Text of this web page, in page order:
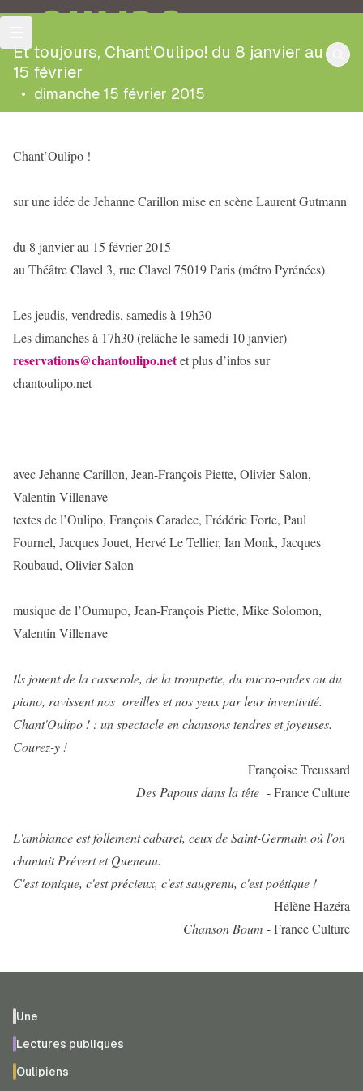
OULIPO
Et toujours, Chant'Oulipo! du 8 janvier au
15 février
• dimanche 15 février 2015
Chant’Oulipo !
sur une idée de Jehanne Carillon mise en scène Laurent Gutmann
du 8 janvier au 15 février 2015
au Théâtre Clavel 3, rue Clavel 75019 Paris (métro Pyrénées)
Les jeudis, vendredis, samedis à 19h30
Les dimanches à 17h30 (relâche le samedi 10 janvier)
reservations@chantoulipo.netet plus d’infos sur
chantoulipo.net
avec Jehanne Carillon, Jean-François Piette, Olivier Salon,
Valentin Villenave
textes de l’Oulipo, François Caradec, Frédéric Forte, Paul
Fournel, Jacques Jouet, Hervé Le Tellier, Ian Monk, Jacques
Roubaud, Olivier Salon
musique de l’Oumupo, Jean-François Piette, Mike Solomon,
Valentin Villenave
Ils jouent de la casserole, de la trompette, du micro-ondes ou du
piano, ravissent nos oreilles et nos yeux par leur inventivité.
Chant'Oulipo ! : un spectacle en chansons tendres et joyeuses.
Courez-y !
Françoise Treussard
Des Papous dans la tête - France Culture
L'ambiance est follement cabaret, ceux de Saint-Germain où l'on
chantait Prévert et Queneau.
C'est tonique, c'est précieux, c'est saugrenu, c'est poétique !
Hélène Hazéra
Chanson Boum - France Culture
Une
Lectures publiques
Oulipiens